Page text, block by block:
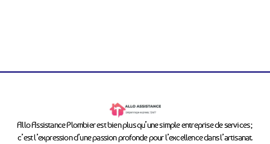
Allo Assistance Plombier est bien plus qu’une simple entreprise de services ;
c’est l’expression d’une passion profonde pour l’excellence dans l’artisanat.